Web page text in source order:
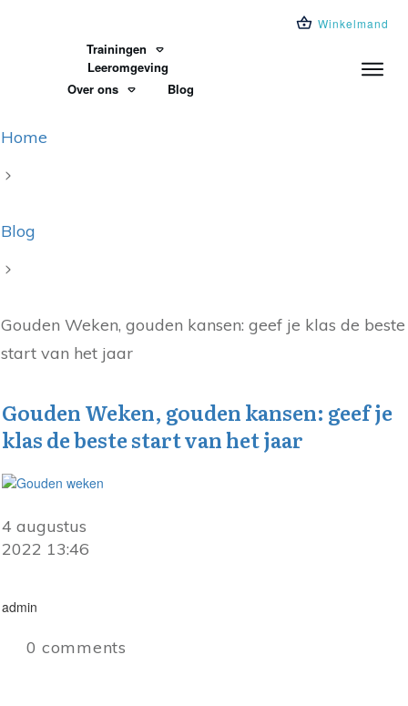
Winkelmand
Trainingen
Leeromgeving
Over ons
Blog
Home
Blog
Gouden Weken, gouden kansen: geef je klas de beste
start van het jaar
Gouden Weken, gouden kansen: geef je
klas de beste start van het jaar
4 augustus
2022 13:46
admin
0 comments